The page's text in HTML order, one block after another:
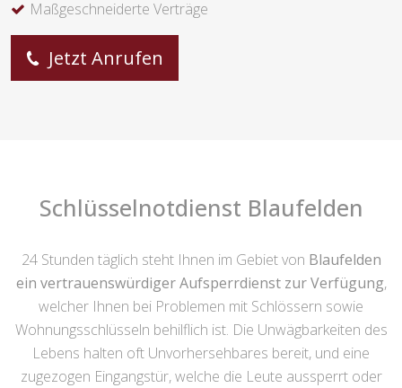
Maßgeschneiderte Verträge
Jetzt Anrufen
Schlüsselnotdienst Blaufelden
24 Stunden täglich steht Ihnen im Gebiet von Blaufelden
ein vertrauenswürdiger Aufsperrdienst zur Verfügung,
welcher Ihnen bei Problemen mit Schlössern sowie
Wohnungsschlüsseln behilflich ist. Die Unwägbarkeiten des
Lebens halten oft Unvorhersehbares bereit, und eine
zugezogen Eingangstür, welche die Leute aussperrt oder